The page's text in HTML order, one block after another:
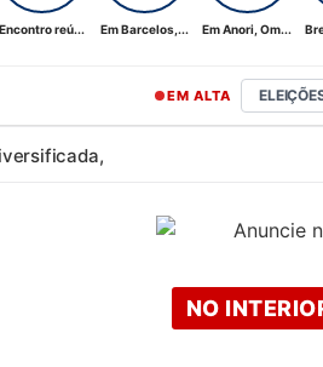
Encontro reú... Em Barcelos,... Em Anori, Om...
EM ALTA
NO